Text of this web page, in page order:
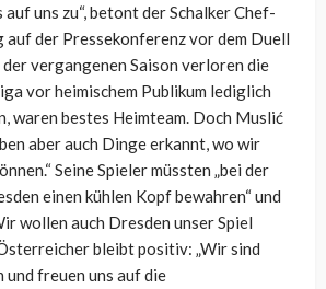
auf uns zu“, betont der Schalker Chef-
auf der Pressekonferenz vor dem Duell
vergangenen Saison verloren die
vor heimischem Publikum lediglich
waren bestes Heimteam. Doch Muslić
aber auch Dinge erkannt, wo wir
Seine Spieler müssten „bei der
einen kühlen Kopf bewahren“ und
wollen auch Dresden unser Spiel
bleibt positiv: „Wir sind
freuen uns auf die